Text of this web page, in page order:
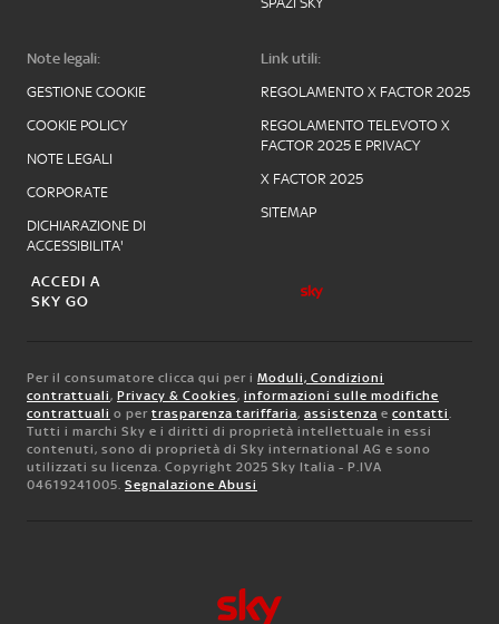
Note legali:
GESTIONE COOKIE
COOKIE POLICY
NOTE LEGALI
CORPORATE
DICHIARAZIONE DI
ACCESSIBILITA'
Link utili:
REGOLAMENTO X FACTOR 2025
REGOLAMENTO TELEVOTO X
FACTOR 2025 E PRIVACY
X FACTOR 2025
SITEMAP
ACCEDI A
SKY GO
Per il consumatore clicca qui per i Moduli, Condizioni
contrattuali, Privacy & Cookies, informazioni sulle modifiche
contrattuali o per trasparenza tariffaria, assistenza e contatti.
Tutti i marchi Sky e i diritti di proprietà intellettuale in essi
contenuti, sono di proprietà di Sky international AG e sono
utilizzati su licenza. Copyright 2025 Sky Italia - P.IVA
04619241005. Segnalazione Abusi